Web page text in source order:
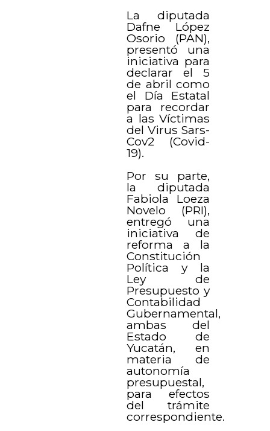
La diputada
Dafne López
Osorio (PAN),
presentó una
iniciativa para
declarar el 5
de abril como
el Día Estatal
para recordar
a las Víctimas
del Virus Sars-
Cov2 (Covid-
19).
Por su parte,
la diputada
Fabiola Loeza
Novelo (PRI),
entregó una
iniciativa de
reforma a la
Constitución
Política y la
Ley de
Presupuesto y
Contabilidad
Gubernamental,
ambas del
Estado de
Yucatán, en
materia de
autonomía
presupuestal,
para efectos
del trámite
correspondiente.